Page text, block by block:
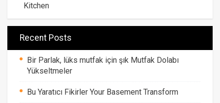
Kitchen
Recent Posts
Bir Parlak, lüks mutfak için şık Mutfak Dolabı
Yükseltmeler
Bu Yaratıcı Fikirler Your Basement Transform